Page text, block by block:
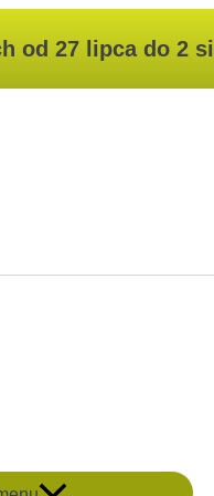
od 27 lipca do 2